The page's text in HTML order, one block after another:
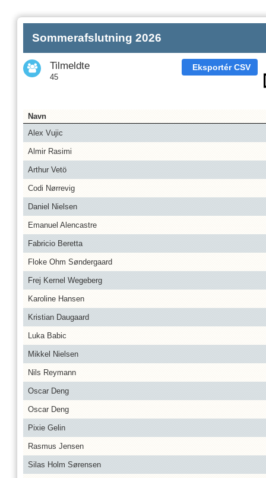
Sommerafslutning 2026
Tilmeldte
45
Eksportér CSV
Navn
Alex Vujic
Almir Rasimi
Arthur Vetö
Codi Nørrevig
Daniel Nielsen
Emanuel Alencastre
Fabricio Beretta
Floke Ohm Søndergaard
Frej Kernel Wegeberg
Karoline Hansen
Kristian Daugaard
Luka Babic
Mikkel Nielsen
Nils Reymann
Oscar Deng
Oscar Deng
Pixie Gelin
Rasmus Jensen
Silas Holm Sørensen